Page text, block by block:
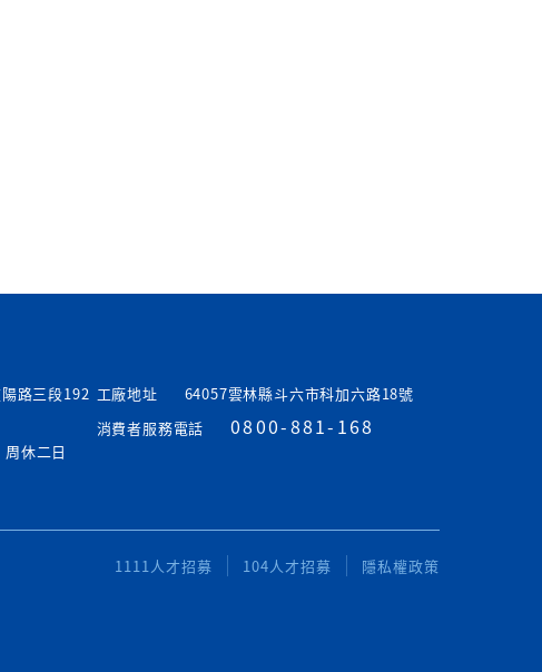
路三段192
休二日
工廠地址
64057雲林縣斗六市科加六路18號
消費者服務電話
0800-881-168
1111人才招募 104人才招募 隱私權政策